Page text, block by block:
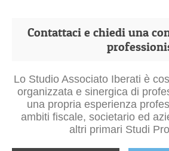
Contattaci e chiedi una
Lo Studio Associato Iberati è
organizzata e sinergica di
una propria esperienza
ambiti fiscale, societario ed
altri primari Studi